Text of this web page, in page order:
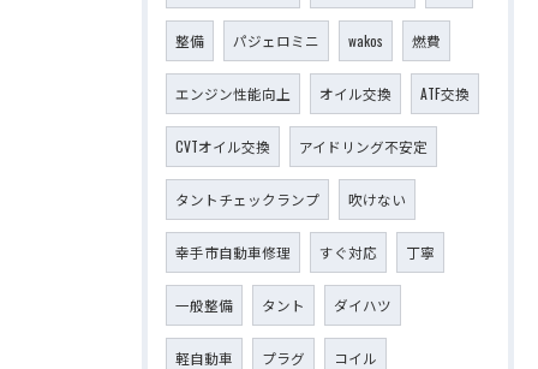
整備 パジェロミニ wakos 燃費
エンジン性能向上 オイル交換 ATF交換
CVTオイル交換 アイドリング不安定
タントチェックランプ 吹けない
幸手市自動車修理 すぐ対応 丁寧
一般整備 タント ダイハツ
軽自動車 プラグ コイル